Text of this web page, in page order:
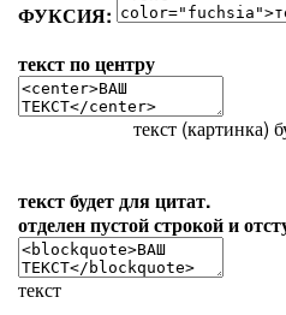
ФУКСИЯ:
текст по центру
текст (картинка)
текст будет для цитат.
отделен пустой строкой и
текст